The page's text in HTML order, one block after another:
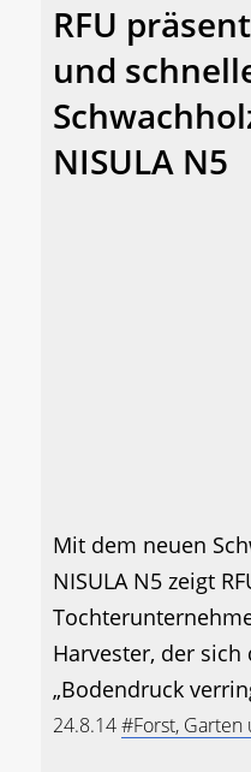
RFU
und
NISULA N5
Mit dem neuen
NISULA N5 zeigt
Harvester, der sich
„Bodendruck
24.8.14#Forst, Garten